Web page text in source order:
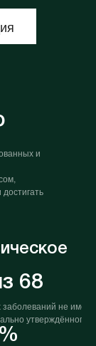
и
68
заболеваний не имеют
утверждённого